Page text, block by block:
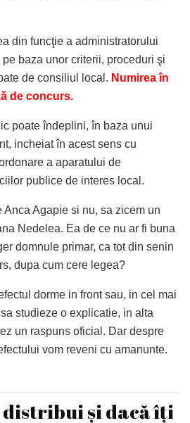
din funcţie a administratorului
baza unor criterii, proceduri şi
de consiliul local. Numirea în
de concurs.
poate îndeplini, în baza unui
incheiat în acest sens cu
a aparatului de
publice de interes local.
Anca Agapie si nu, sa zicem un
Nedelea. Ea de ce nu ar fi buna
domnule primar, ca tot din senin
dupa cum cere legea?
dorme in front sau, in cel mai
studieze o explicatie, in alta
un raspuns oficial. Dar despre
vom reveni cu amanunte.
distribui și dacă îți